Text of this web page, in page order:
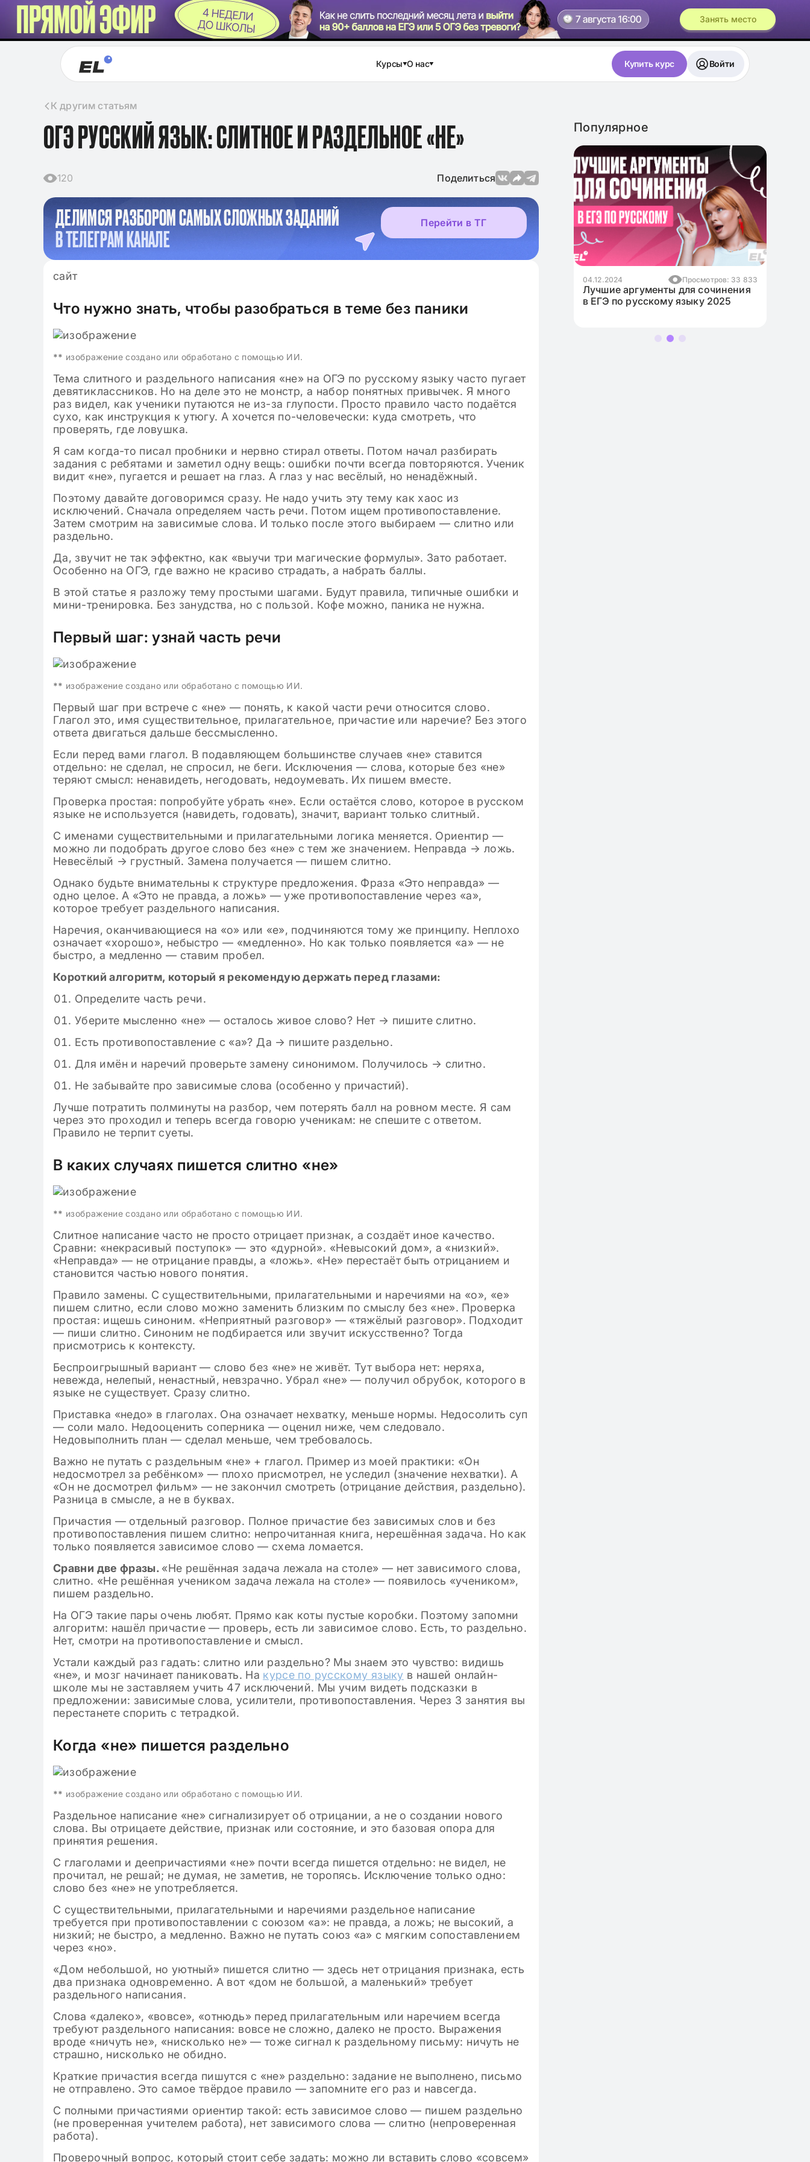
Занять место
Курсы О нас Купить курс Войти
К другим статьям
ОГЭ РУССКИЙ ЯЗЫК: СЛИТНОЕ И РАЗДЕЛЬНОЕ «НЕ»
120 Поделиться
ДЕЛИМСЯ РАЗБОРОМ САМЫХ СЛОЖНЫХ ЗАДАНИЙ
В ТЕЛЕГРАМ КАНАЛЕ
Перейти в ТГ
сайт
Что нужно знать, чтобы разобраться в теме без паники
** изображение создано или обработано с помощью ИИ.
Тема слитного и раздельного написания «не» на ОГЭ по русскому языку часто пугает
девятиклассников. Но на деле это не монстр, а набор понятных привычек. Я много
раз видел, как ученики путаются не из-за глупости. Просто правило часто подаётся
сухо, как инструкция к утюгу. А хочется по-человечески: куда смотреть, что
проверять, где ловушка.
Я сам когда-то писал пробники и нервно стирал ответы. Потом начал разбирать
задания с ребятами и заметил одну вещь: ошибки почти всегда повторяются. Ученик
видит «не», пугается и решает на глаз. А глаз у нас весёлый, но ненадёжный.
Поэтому давайте договоримся сразу. Не надо учить эту тему как хаос из
исключений. Сначала определяем часть речи. Потом ищем противопоставление.
Затем смотрим на зависимые слова. И только после этого выбираем — слитно или
раздельно.
Да, звучит не так эффектно, как «выучи три магические формулы». Зато работает.
Особенно на ОГЭ, где важно не красиво страдать, а набрать баллы.
В этой статье я разложу тему простыми шагами. Будут правила, типичные ошибки и
мини-тренировка. Без занудства, но с пользой. Кофе можно, паника не нужна.
Первый шаг: узнай часть речи
** изображение создано или обработано с помощью ИИ.
Первый шаг при встрече с «не» — понять, к какой части речи относится слово.
Глагол это, имя существительное, прилагательное, причастие или наречие? Без этого
ответа двигаться дальше бессмысленно.
Если перед вами глагол. В подавляющем большинстве случаев «не» ставится
отдельно: не сделал, не спросил, не беги. Исключения — слова, которые без «не»
теряют смысл: ненавидеть, негодовать, недоумевать. Их пишем вместе.
Проверка простая: попробуйте убрать «не». Если остаётся слово, которое в русском
языке не используется (навидеть, годовать), значит, вариант только слитный.
С именами существительными и прилагательными логика меняется. Ориентир —
можно ли подобрать другое слово без «не» с тем же значением. Неправда → ложь.
Невесёлый → грустный. Замена получается — пишем слитно.
Однако будьте внимательны к структуре предложения. Фраза «Это неправда» —
одно целое. А «Это не правда, а ложь» — уже противопоставление через «а»,
которое требует раздельного написания.
Наречия, оканчивающиеся на «о» или «е», подчиняются тому же принципу. Неплохо
означает «хорошо», небыстро — «медленно». Но как только появляется «а» — не
быстро, а медленно — ставим пробел.
Короткий алгоритм, который я рекомендую держать перед глазами:
Определите часть речи.
Уберите мысленно «не» — осталось живое слово? Нет → пишите слитно.
Есть противопоставление с «а»? Да → пишите раздельно.
Для имён и наречий проверьте замену синонимом. Получилось → слитно.
Не забывайте про зависимые слова (особенно у причастий).
Лучше потратить полминуты на разбор, чем потерять балл на ровном месте. Я сам
через это проходил и теперь всегда говорю ученикам: не спешите с ответом.
Правило не терпит суеты.
В каких случаях пишется слитно «не»
** изображение создано или обработано с помощью ИИ.
Слитное написание часто не просто отрицает признак, а создаёт иное качество.
Сравни: «некрасивый поступок» — это «дурной». «Невысокий дом», а «низкий».
«Неправда» — не отрицание правды, а «ложь». «Не» перестаёт быть отрицанием и
становится частью нового понятия.
Правило замены. С существительными, прилагательными и наречиями на «о», «е»
пишем слитно, если слово можно заменить близким по смыслу без «не». Проверка
простая: ищешь синоним. «Неприятный разговор» — «тяжёлый разговор». Подходит
— пиши слитно. Синоним не подбирается или звучит искусственно? Тогда
присмотрись к контексту.
Беспроигрышный вариант — слово без «не» не живёт. Тут выбора нет: неряха,
невежда, нелепый, ненастный, невзрачно. Убрал «не» — получил обрубок, которого в
языке не существует. Сразу слитно.
Приставка «недо» в глаголах. Она означает нехватку, меньше нормы. Недосолить суп
— соли мало. Недооценить соперника — оценил ниже, чем следовало.
Недовыполнить план — сделал меньше, чем требовалось.
Важно не путать с раздельным «не» + глагол. Пример из моей практики: «Он
недосмотрел за ребёнком» — плохо присмотрел, не уследил (значение нехватки). А
«Он не досмотрел фильм» — не закончил смотреть (отрицание действия, раздельно).
Разница в смысле, а не в буквах.
Причастия — отдельный разговор. Полное причастие без зависимых слов и без
противопоставления пишем слитно: непрочитанная книга, нерешённая задача. Но как
только появляется зависимое слово — схема ломается.
Сравни две фразы. «Не решённая задача лежала на столе» — нет зависимого слова,
слитно. «Не решённая учеником задача лежала на столе» — появилось «учеником»,
пишем раздельно.
На ОГЭ такие пары очень любят. Прямо как коты пустые коробки. Поэтому запомни
алгоритм: нашёл причастие — проверь, есть ли зависимое слово. Есть, то раздельно.
Нет, смотри на противопоставление и смысл.
Устали каждый раз гадать: слитно или раздельно? Мы знаем это чувство: видишь
«не», и мозг начинает паниковать. На курсе по русскому языку в нашей онлайн-
школе мы не заставляем учить 47 исключений. Мы учим видеть подсказки в
предложении: зависимые слова, усилители, противопоставления. Через 3 занятия вы
перестанете спорить с тетрадкой.
Когда «не» пишется раздельно
** изображение создано или обработано с помощью ИИ.
Раздельное написание «не» сигнализирует об отрицании, а не о создании нового
слова. Вы отрицаете действие, признак или состояние, и это базовая опора для
принятия решения.
С глаголами и деепричастиями «не» почти всегда пишется отдельно: не видел, не
прочитал, не решай; не думая, не заметив, не торопясь. Исключение только одно:
слово без «не» не употребляется.
С существительными, прилагательными и наречиями раздельное написание
требуется при противопоставлении с союзом «а»: не правда, а ложь; не высокий, а
низкий; не быстро, а медленно. Важно не путать союз «а» с мягким сопоставлением
через «но».
«Дом небольшой, но уютный» пишется слитно — здесь нет отрицания признака, есть
два признака одновременно. А вот «дом не большой, а маленький» требует
раздельного написания.
Слова «далеко», «вовсе», «отнюдь» перед прилагательным или наречием всегда
требуют раздельного написания: вовсе не сложно, далеко не просто. Выражения
вроде «ничуть не», «нисколько не» — тоже сигнал к раздельному письму: ничуть не
страшно, нисколько не обидно.
Краткие причастия всегда пишутся с «не» раздельно: задание не выполнено, письмо
не отправлено. Это самое твёрдое правило — запомните его раз и навсегда.
С полными причастиями ориентир такой: есть зависимое слово — пишем раздельно
(не проверенная учителем работа), нет зависимого слова — слитно (непроверенная
работа).
Проверочный вопрос, который стоит себе задать: можно ли вставить слово «совсем»
Популярное
2024-2025 по литературе в 11
классе: готовые шаблоны
04.12.2024 Просмотров: 33 833
Лучшие аргументы для сочинения
в ЕГЭ по русскому языку 2025